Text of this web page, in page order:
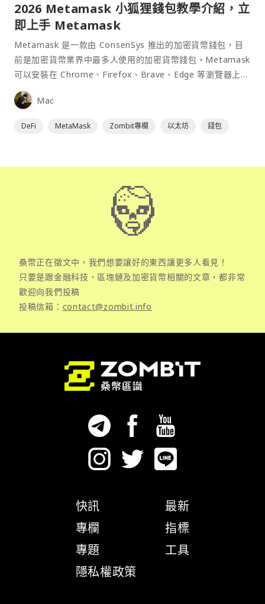
2026 Metamask 小狐狸錢包教學介紹，立
即上手 Metamask
Metamask 是一款由 ConsenSys 推出的加密貨幣錢包，目
前是加密貨幣業界中最多人使用的加密貨幣錢包。Metamask
可以安裝在 Chrome、Firefox、Brave、Edge 等瀏覽器上作
為插件使用，具備許多功能且使用上非常方便。
Mac
DeFi MetaMask Zombit專欄 以太坊 錢包
桑幣正在徵文中，我們想要讓好的東西讓更多人看見！
只要是跟金融科技、區塊鏈及加密貨幣相關的文章，都非常
歡迎向我們投稿
投稿信箱： contact@zombit.info
快訊
專欄
專題
隱私權政策
最新
指標
工具